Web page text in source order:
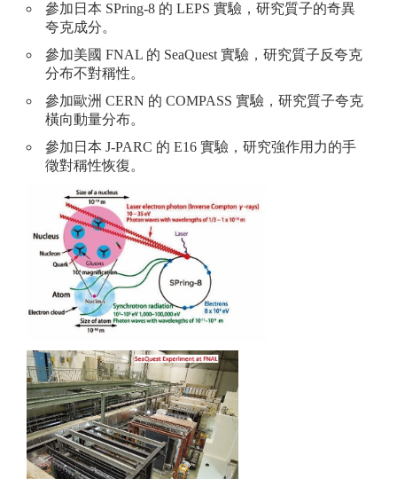
參加日本 SPring-8 的 LEPS 實驗，研究質子的奇異
夸克成分。
參加美國 FNAL 的 SeaQuest 實驗，研究質子反夸克
分布不對稱性。
參加歐洲 CERN 的 COMPASS 實驗，研究質子夸克
橫向動量分布。
參加日本 J-PARC 的 E16 實驗，研究強作用力的手
徵對稱性恢復。